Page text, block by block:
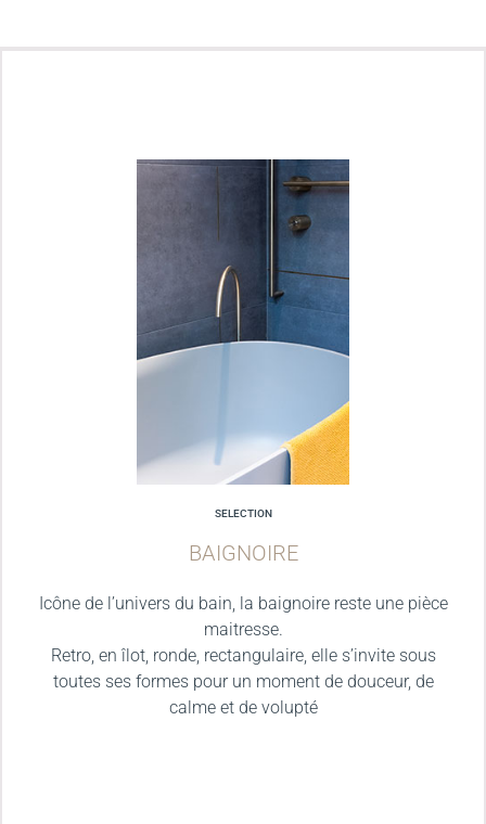
SELECTION
BAIGNOIRE
Icône de l’univers du bain, la baignoire reste une pièce
maitresse.
Retro, en îlot, ronde, rectangulaire, elle s’invite sous
toutes ses formes pour un moment de douceur, de
calme et de volupté